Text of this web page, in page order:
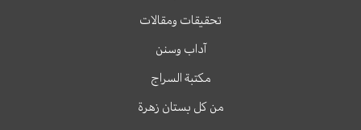
تحقيقات ومقالات
آداب وسنن
مكتبة السراج
من كل بستان زهرة